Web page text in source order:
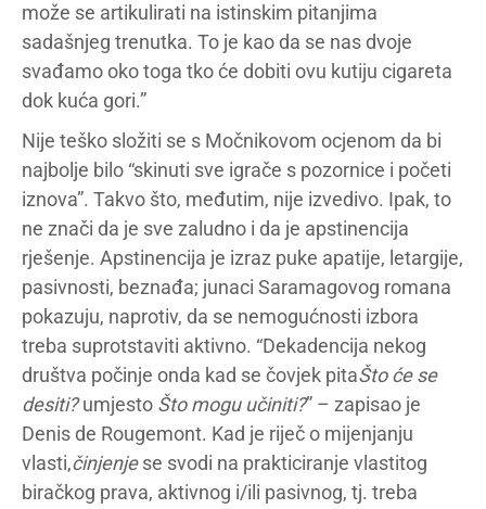
može se artikulirati na istinskim pitanjima
sadašnjeg trenutka. To je kao da se nas dvoje
svađamo oko toga tko će dobiti ovu kutiju cigareta
dok kuća gori.”
Nije teško složiti se s Močnikovom ocjenom da bi
najbolje bilo “skinuti sve igrače s pozornice i početi
iznova”. Takvo što, međutim, nije izvedivo. Ipak, to
ne znači da je sve zaludno i da je apstinencija
rješenje. Apstinencija je izraz puke apatije, letargije,
pasivnosti, beznađa; junaci Saramagovog romana
pokazuju, naprotiv, da se nemogućnosti izbora
treba suprotstaviti aktivno. “Dekadencija nekog
društva počinje onda kad se čovjek pitaŠto će se
desiti?umjesto Što mogu učiniti?” – zapisao je
Denis de Rougemont. Kad je riječ o mijenjanju
vlasti,činjenjese svodi na prakticiranje vlastitog
biračkog prava, aktivnog i/ili pasivnog, tj. treba